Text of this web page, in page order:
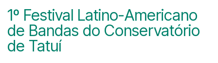
1º Festival Latino-Americano
de Bandas do Conservatório
de Tatuí